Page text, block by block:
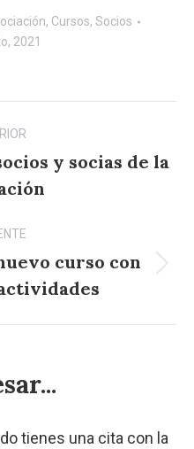
, Cursos, Socios
2021
y socias de la
curso con
tienes una cita con la